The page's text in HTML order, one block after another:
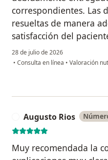
correspondientes. Las
resueltas de manera
satisfacción del
28 de julio de 2026
• Consulta en línea • Valoración
Augusto Rios
Muy recomendada la